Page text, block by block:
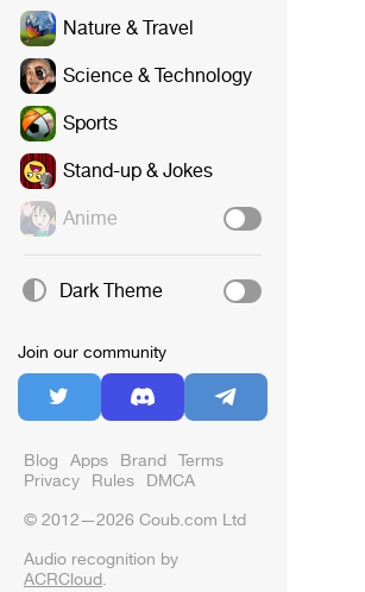
Nature & Travel
Science & Technology
Sports
Stand-up & Jokes
Anime
Dark Theme
Join our community
Blog Apps Brand Terms
Privacy Rules DMCA
© 2012—2026 Coub.com Ltd
Audio recognition by
ACRCloud.